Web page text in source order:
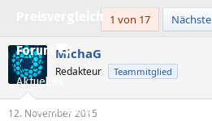
Preisvergleich
Forum
Aktuelles
Empfohlene Inhalte
l
l
e
r
l
l
t
m
1 von 17
Nächste
MichaG
Redakteur Teammitglied
12. November 2015